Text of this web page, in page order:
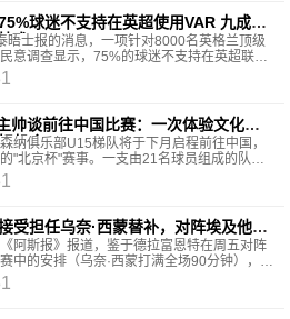
球迷不支持在英超使用VAR 九成球
术
晤士报的消息，一项针对8000名英格兰顶级
意调查显示，75%的球迷不支持在英超联赛
裁判（VAR）。90%的球迷认为比赛日体
帅谈前往中国比赛：一次体验文化、
机会
纳俱乐部U15梯队将于下月启程前往中国，
"北京杯"赛事。一支由21名球员组成的队伍
中国首都参加这项赛事，同行的还
受担任乌奈·西蒙替补，对阵埃及他可
阿斯报》报道，鉴于德拉富恩特在周五对阵
中的安排（乌奈·西蒙打满全场90分钟），霍
次国家队征召中的首秀仍然悬而未